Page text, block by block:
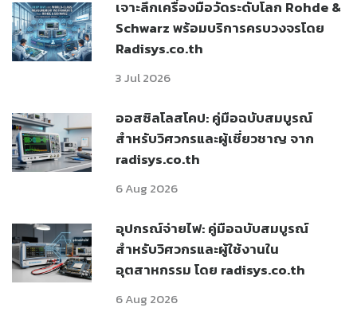
เจาะลึกเครื่องมือวัดระดับโลก Rohde &
Schwarz พร้อมบริการครบวงจรโดย
Radisys.co.th
3 Jul 2026
ออสซิลโลสโคป: คู่มือฉบับสมบูรณ์
สำหรับวิศวกรและผู้เชี่ยวชาญ จาก
radisys.co.th
6 Aug 2026
อุปกรณ์จ่ายไฟ: คู่มือฉบับสมบูรณ์
สำหรับวิศวกรและผู้ใช้งานใน
อุตสาหกรรม โดย radisys.co.th
6 Aug 2026